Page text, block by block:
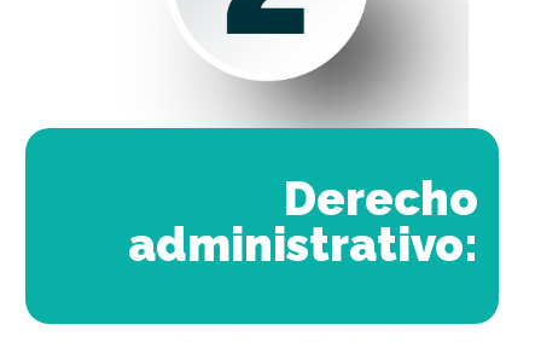
Derecho
administrativo: